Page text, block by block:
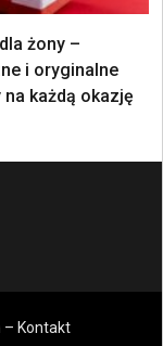
żony –
i oryginalne
na każdą okazję
– Kontakt